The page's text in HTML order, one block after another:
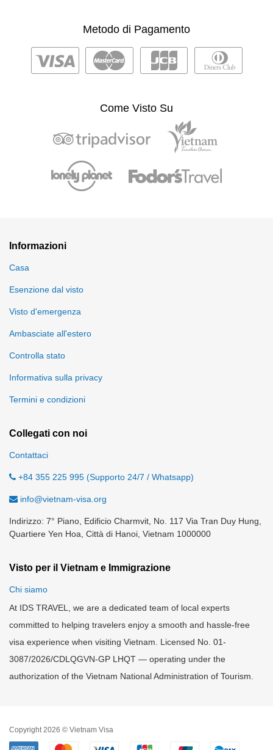
Metodo di Pagamento
Come Visto Su
Informazioni
Casa
Esenzione dal visto
Visto d'emergenza
Ambasciate all'estero
Controlla stato
Informativa sulla privacy
Termini e condizioni
Collegati con noi
Contattaci
+84 355 225 995 (Supporto 24/7 / Whatsapp)
info@vietnam-visa.org
Indirizzo: 7° Piano, Edificio Charmvit, No. 117 Via Tran Duy Hung,
Quartiere Yen Hoa, Città di Hanoi, Vietnam 1000000
Visto per il Vietnam e Immigrazione
Chi siamo
At IDS TRAVEL, we are a dedicated team of local experts
committed to helping travelers enjoy a smooth and hassle-free
visa experience when visiting Vietnam. Licensed No. 01-
3087/2026/CDLQGVN-GP LHQT — operating under the
authorization of the Vietnam National Administration of Tourism.
Copyright 2026 © Vietnam Visa